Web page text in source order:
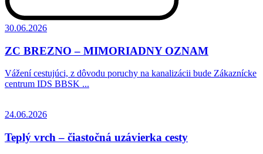
30.06.2026
ZC BREZNO – MIMORIADNY OZNAM
Vážení cestujúci, z dôvodu poruchy na kanalizácii bude Zákaznícke
centrum IDS BBSK ...
24.06.2026
Teplý vrch – čiastočná uzávierka cesty